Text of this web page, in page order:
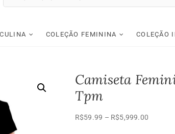
COLEÇÃO FEMININA COLEÇÃO
Camiseta
Tpm
R$59.99 – R$5,999.00Faixa